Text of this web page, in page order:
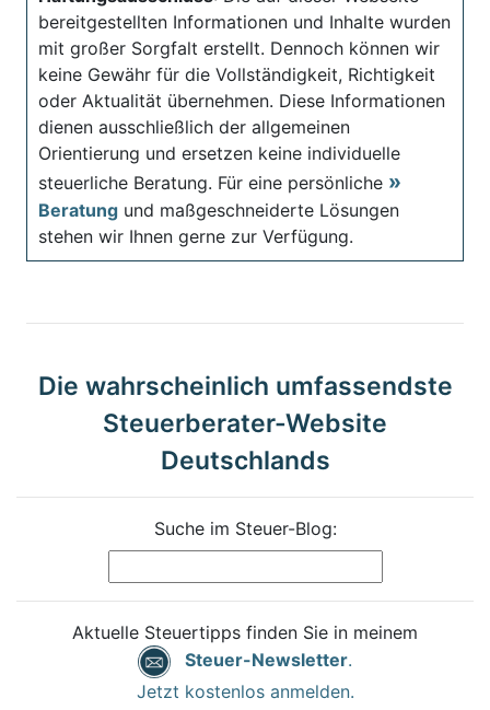
bereitgestellten Informationen und Inhalte wurden
mit großer Sorgfalt erstellt. Dennoch können wir
keine Gewähr für die Vollständigkeit, Richtigkeit
oder Aktualität übernehmen. Diese Informationen
dienen ausschließlich der allgemeinen
Orientierung und ersetzen keine individuelle
steuerliche Beratung. Für eine persönliche
Beratung und maßgeschneiderte Lösungen
stehen wir Ihnen gerne zur Verfügung.
Die wahrscheinlich umfassendste
Steuerberater-Website
Deutschlands
Suche im Steuer-Blog:
Aktuelle Steuertipps finden Sie in meinem
Steuer-Newsletter.
Jetzt kostenlos anmelden.